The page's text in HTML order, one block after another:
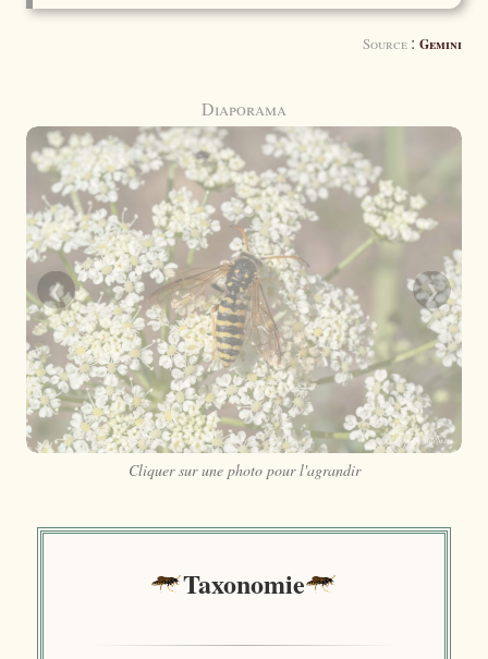
Source : Gemini
Diaporama
❮ ❯
Cliquer sur une photo pour l'agrandir
Taxonomie